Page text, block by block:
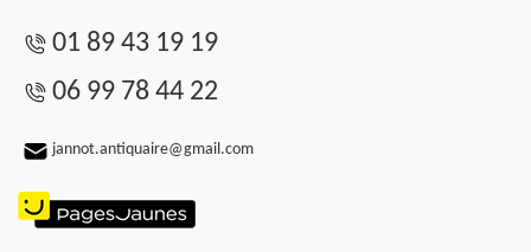
01 89 43 19 19
06 99 78 44 22
jannot.antiquaire@gmail.com